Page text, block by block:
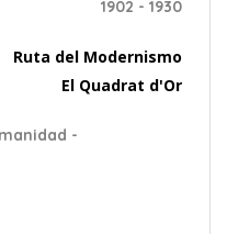
1902 - 1930
Ruta del Modernismo
El Quadrat d'Or
-